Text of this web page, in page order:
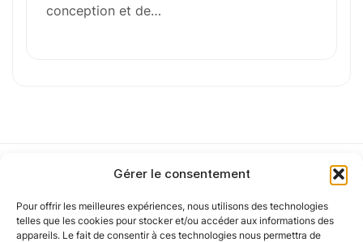
Gérer le consentement
Pour offrir les meilleures expériences, nous utilisons des technologies
telles que les cookies pour stocker et/ou accéder aux informations des
appareils. Le fait de consentir à ces technologies nous permettra de
conception et de…
Notre politique